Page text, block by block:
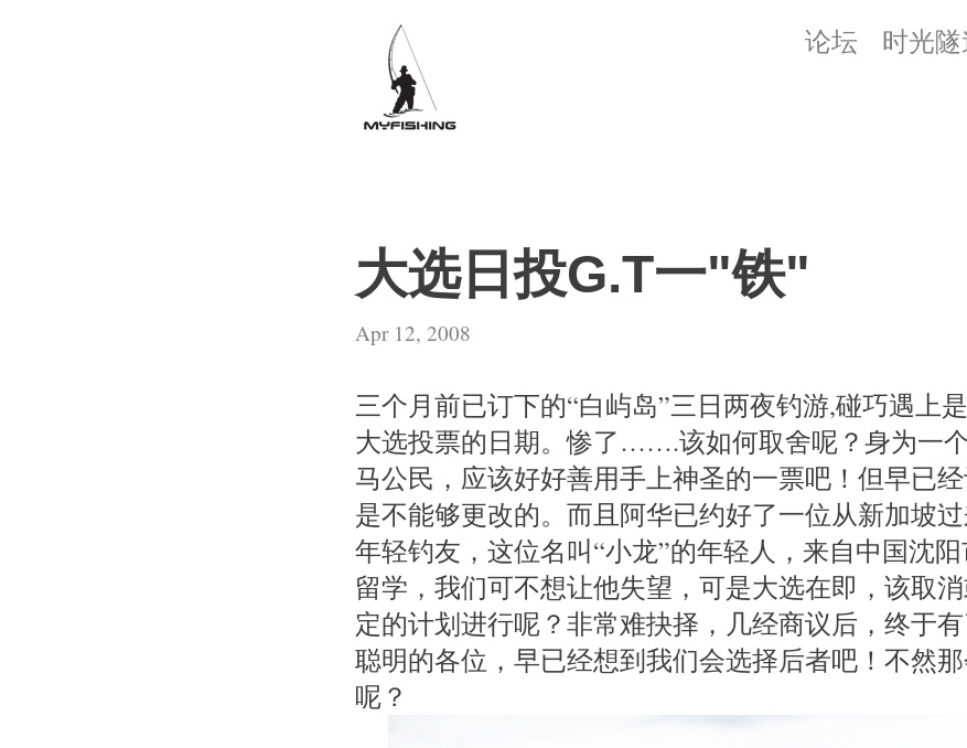
论坛 时光隧
大选日投G.T一"铁"
Apr 12, 2008
三个月前已订下的“白屿岛”三日两夜钓游,碰巧遇上
大选投票的日期。惨了…….该如何取舍呢？身为一
马公民，应该好好善用手上神圣的一票吧！但早已经
是不能够更改的。而且阿华已约好了一位从新加坡
年轻钓友，这位名叫“小龙”的年轻人，来自中国沈
留学，我们可不想让他失望，可是大选在即，该取
定的计划进行呢？非常难抉择，几经商议后，终于
聪明的各位，早已经想到我们会选择后者吧！不然
呢？